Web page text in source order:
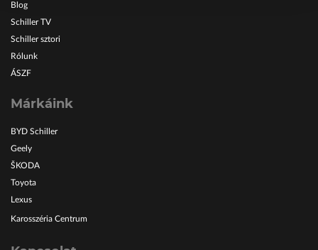
Blog
Schiller TV
Schiller sztori
Rólunk
ÁSZF
Márkáink
BYD Schiller
Geely
ŠKODA
Toyota
Lexus
Karosszéria Centrum